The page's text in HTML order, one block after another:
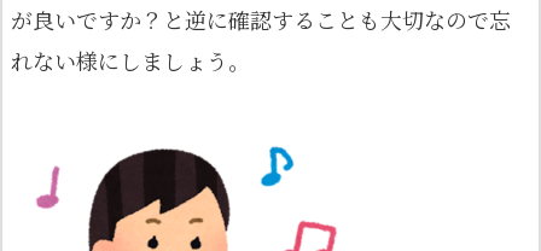
が良いですか？と逆に確認することも大切なので忘
れない様にしましょう。